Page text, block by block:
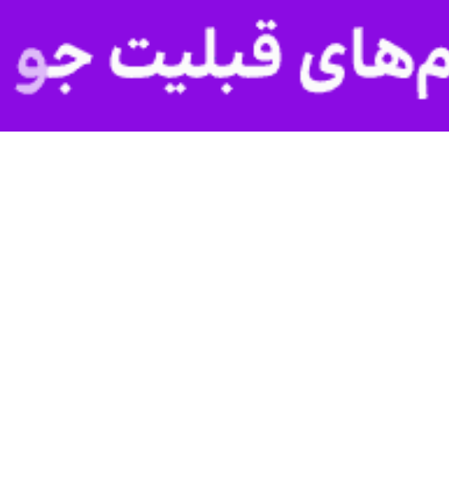
در تایید اظهارات این ژنرال بازنشسته درباره جنگ در حیاط خلوت اروپا گفت
آنها همچنین با چالش انتقال منابع تامین کننده انرژی خود مواجه هستند. با این حال اروپایی